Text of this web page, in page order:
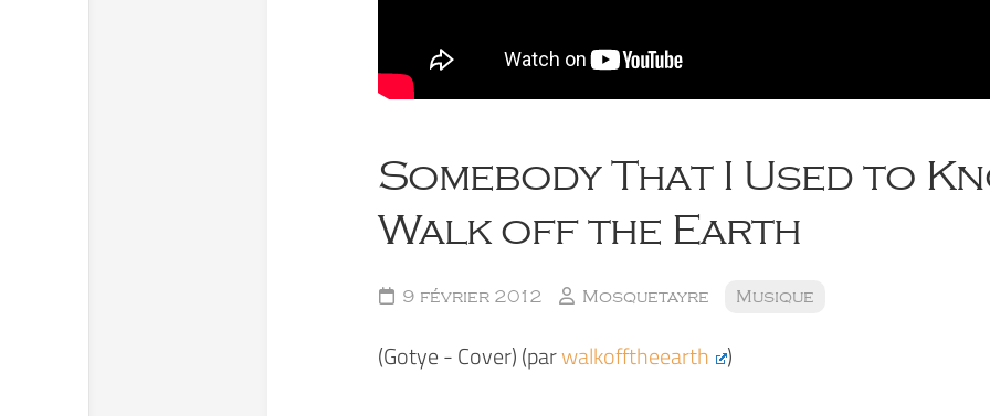
Somebody That I Used to
Walk off the Earth
9 février 2012 Mosquetayre Musique
(Gotye - Cover) (parwalkofftheearth )